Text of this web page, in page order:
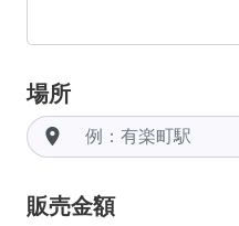
場所
room
販売金額